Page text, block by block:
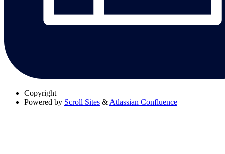
Copyright
Powered by Scroll Sites & Atlassian Confluence